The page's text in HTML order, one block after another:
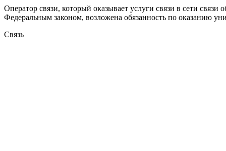
Оператор связи, который оказывает услуги связи в сети
Федеральным законом, возложена обязанность по оказанию
Связь